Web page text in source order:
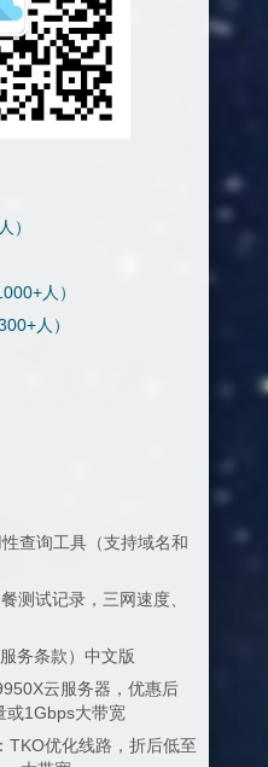
）
人）
人）
查询工具（支持域名和
测试记录，三网速度、
务条款）中文版
云服务器，优惠后
或1Gbps大带宽
TKO优化线路，折后低至